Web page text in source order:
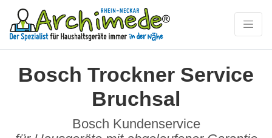
Bosch Trockner Service
Bruchsal
Bosch Kundenservice